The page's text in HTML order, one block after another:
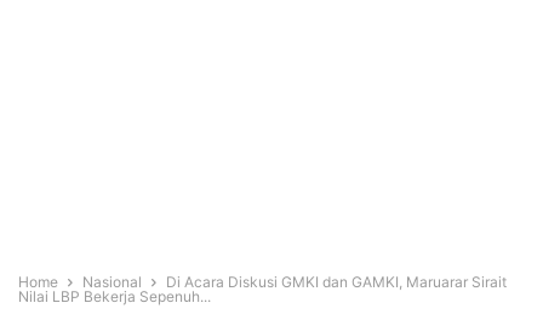
Home Nasional
Di Acara Diskusi GMKI dan GAMKI, Maruarar Sirait
Nilai LBP Bekerja Sepenuh...